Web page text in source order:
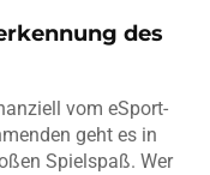
des
vom eSport-
geht es in
Spielspaß. Wer